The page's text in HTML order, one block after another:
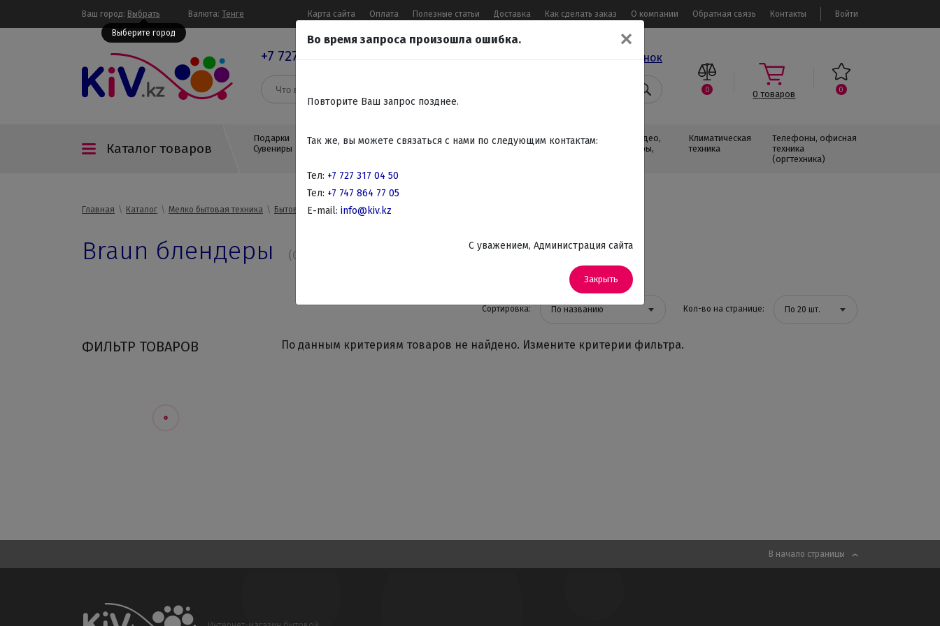
Ваш город: Выбрать Валюта: Тенге Войти
Карта сайта Оплата Полезные статьи Доставка Как сделать заказ О компании Обратная связь Контакты
+7 727 317 04 50 Заказать звонок
0 0 товаров 0
Каталог товаров
Подарки
Сувениры
Встраиваемая
бытовая
Крупно
Мелко
Красота,
Аудио, Видео,
Телевизоры,
Климатическая
техника
Телефоны, офисная
техника
(оргтехника)
Главная Каталог Мелко бытовая техника Бытовая техника для кухни
Braun блендеры (0)
Сортировка: По названию Кол-во на странице: По 20 шт.
ФИЛЬТР ТОВАРОВ По данным критериям товаров не найдено. Измените критерии фильтра.
В начало страницы
✕
Во время запроса произошла ошибка.
Повторите Ваш запрос позднее.
Так же, вы можете связаться с нами по следующим контактам:
Тел: +7 727 317 04 50
Тел: +7 747 864 77 05
E-mail: info@kiv.kz
C уважением, Администрация сайта
Закрыть
Выберите город